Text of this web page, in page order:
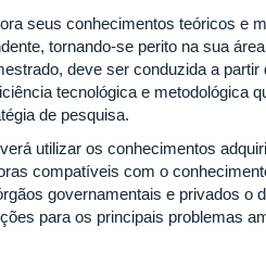
seus conhecimentos teóricos e
tornando-se perito na sua
deve ser conduzida a
tecnológica e metodológica
de pesquisa.
utilizar os conhecimentos
compatíveis com o
governamentais e privados o
para os principais problemas